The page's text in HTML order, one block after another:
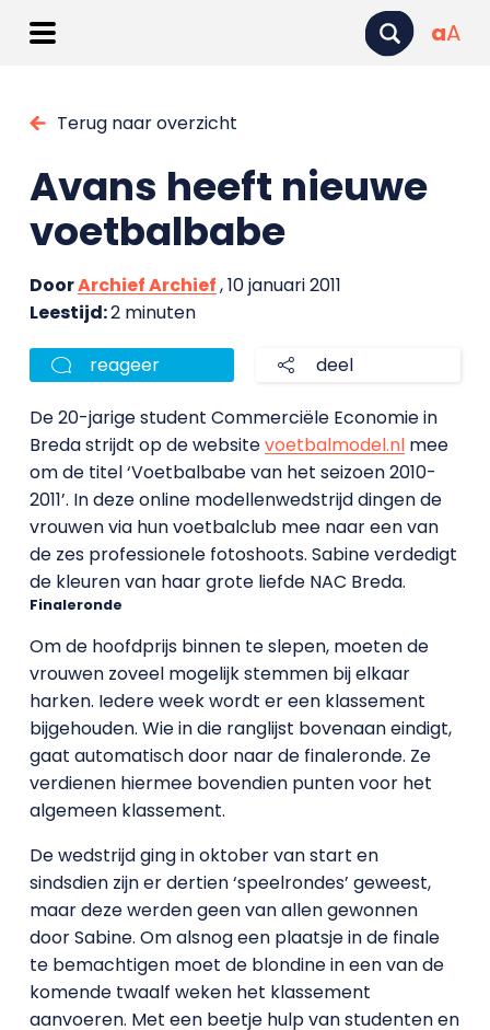
aA
Terug naar overzicht
Avans heeft nieuwe
voetbalbabe
DoorArchief Archief, 10 januari 2011
Leestijd:2 minuten
reageer deel
De 20-jarige student Commerciële Economie in
Breda strijdt op de websitevoetbalmodel.nlmee
om de titel ‘Voetbalbabe van het seizoen 2010-
2011’. In deze online modellenwedstrijd dingen de
vrouwen via hun voetbalclub mee naar een van
de zes professionele fotoshoots. Sabine verdedigt
de kleuren van haar grote liefde NAC Breda.
Finaleronde
Om de hoofdprijs binnen te slepen, moeten de
vrouwen zoveel mogelijk stemmen bij elkaar
harken. Iedere week wordt er een klassement
bijgehouden. Wie in die ranglijst bovenaan eindigt,
gaat automatisch door naar de finaleronde. Ze
verdienen hiermee bovendien punten voor het
algemeen klassement.
De wedstrijd ging in oktober van start en
sindsdien zijn er dertien ‘speelrondes’ geweest,
maar deze werden geen van allen gewonnen
door Sabine. Om alsnog een plaatsje in de finale
te bemachtigen moet de blondine in een van de
komende twaalf weken het klassement
aanvoeren. Met een beetje hulp van studenten en